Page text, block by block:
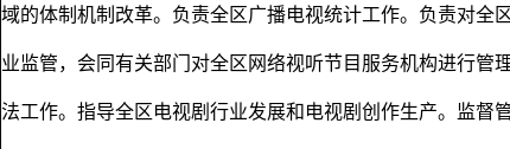
域的体制机制改革。负责全区广播电视统计工作。负责对全
业监管，会同有关部门对全区网络视听节目服务机构进行管
法工作。指导全区电视剧行业发展和电视剧创作生产。监督